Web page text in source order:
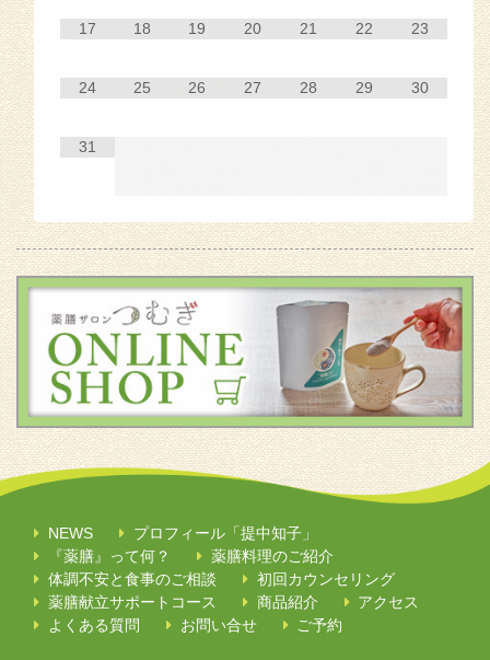
17 18 19 20 21 22 23
24 25 26 27 28 29 30
31
NEWS
プロフィール「提中知子」
『薬膳』って何？
薬膳料理のご紹介
体調不安と食事のご相談
初回カウンセリング
薬膳献立サポートコース
商品紹介
アクセス
よくある質問
お問い合せ ご予約